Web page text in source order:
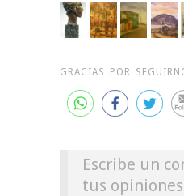
GRACIAS POR
Escribe un
tus opiniones